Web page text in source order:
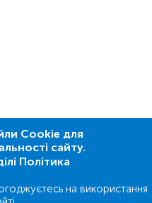
Cookie для
сайту.
Політика
на використання